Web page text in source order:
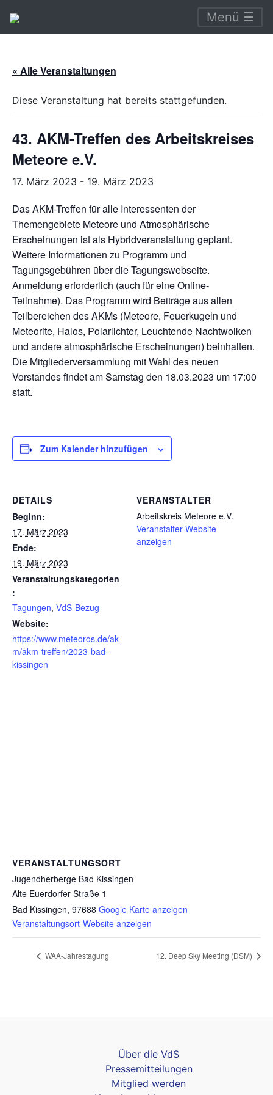
Menü ☰
« Alle Veranstaltungen
Diese Veranstaltung hat bereits stattgefunden.
43. AKM-Treffen des Arbeitskreises
Meteore e.V.
17. März 2023 - 19. März 2023
Das AKM-Treffen für alle Interessenten der
Themengebiete Meteore und Atmosphärische
Erscheinungen ist als Hybridveranstaltung geplant.
Weitere Informationen zu Programm und
Tagungsgebühren über die Tagungswebseite.
Anmeldung erforderlich (auch für eine Online-
Teilnahme). Das Programm wird Beiträge aus allen
Teilbereichen des AKMs (Meteore, Feuerkugeln und
Meteorite, Halos, Polarlichter, Leuchtende Nachtwolken
und andere atmosphärische Erscheinungen) beinhalten.
Die Mitgliederversammlung mit Wahl des neuen
Vorstandes findet am Samstag den 18.03.2023 um 17:00
statt.
Zum Kalender hinzufügen
DETAILS
Beginn:
17. März 2023
Ende:
19. März 2023
Veranstaltungskategorien
:
Tagungen, VdS-Bezug
Website:
https://www.meteoros.de/ak
m/akm-treffen/2023-bad-
kissingen
VERANSTALTER
Arbeitskreis Meteore e.V.
Veranstalter-Website
anzeigen
VERANSTALTUNGSORT
Jugendherberge Bad Kissingen
Alte Euerdorfer Straße 1
Bad Kissingen, 97688 Google Karte anzeigen
Veranstaltungsort-Website anzeigen
WAA-Jahrestagung 12. Deep Sky Meeting (DSM)
Über die VdS
Pressemitteilungen
Mitglied werden